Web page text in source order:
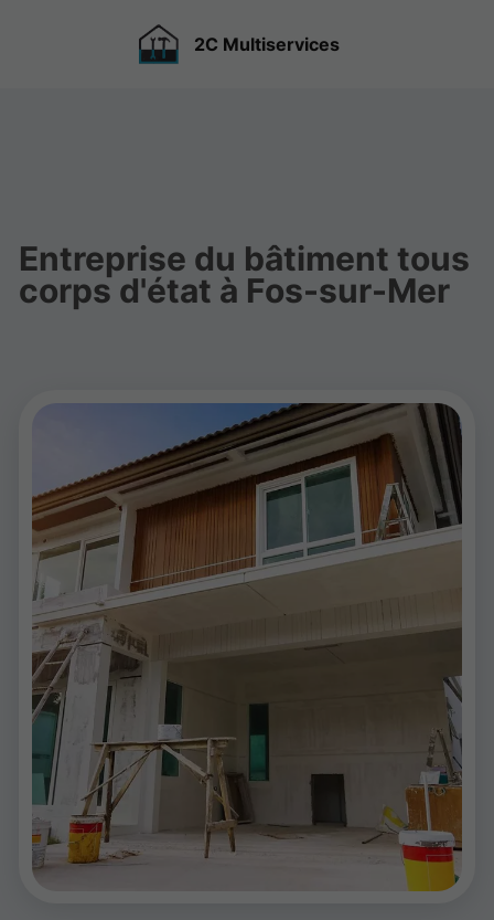
2C Multiservices
Entreprise du bâtiment tous
corps d'état à Fos-sur-Mer